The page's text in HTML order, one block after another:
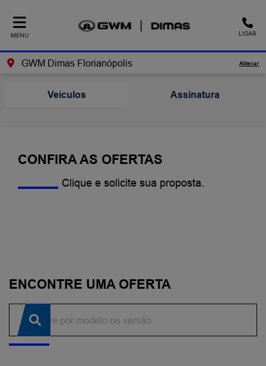
MENU LIGAR
GWM Dimas Florianópolis Alterar
Veículos Assinatura
CONFIRA AS OFERTAS
Clique e solicite sua proposta.
ENCONTRE UMA OFERTA